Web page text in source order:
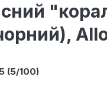
(5/100)